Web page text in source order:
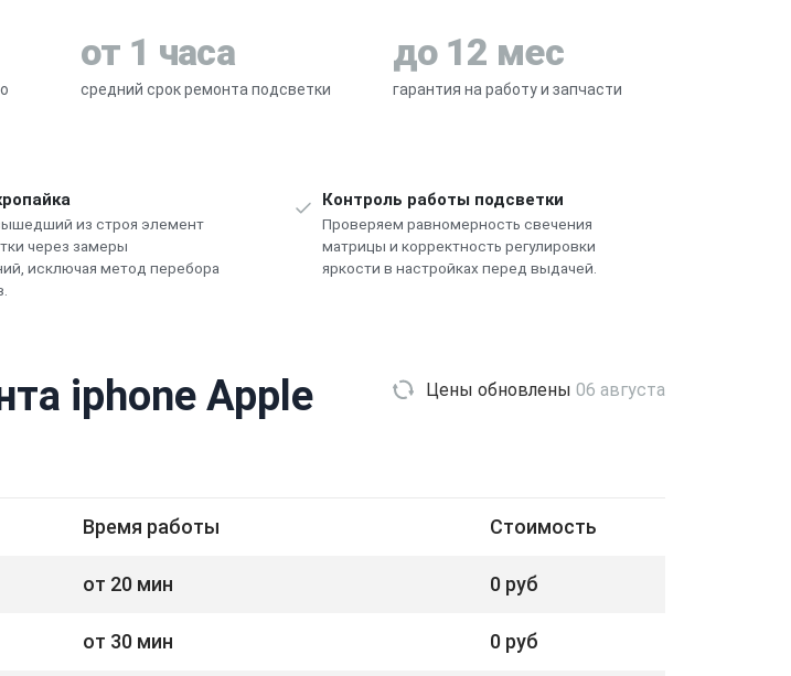
от 1 часа
средний срок ремонта подсветки
до 12 мес
гарантия на работу и запчасти
из строя элемент
через замеры
исключая метод перебора
Контроль работы подсветки
Проверяем равномерность свечения
матрицы и корректность регулировки
яркости в настройках перед выдачей.
iphone Apple
Цены обновлены 06 августа
Время работы Стоимость
от 20 мин 0 руб
от 30 мин 0 руб